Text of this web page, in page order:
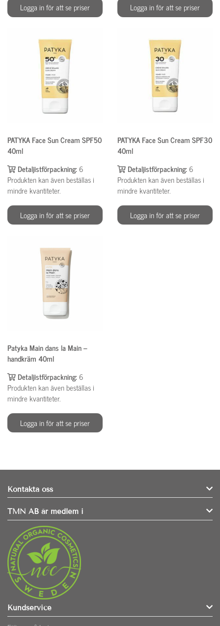
Logga in för att se priser
Logga in för att se priser
PATYKA Face Sun Cream SPF50
40ml
Detaljistförpackning:6
Produkten kan även beställas i
mindre kvantiteter.
Logga in för att se priser
PATYKA Face Sun Cream SPF30
40ml
Detaljistförpackning:6
Produkten kan även beställas i
mindre kvantiteter.
Logga in för att se priser
Patyka Main dans la Main –
handkräm 40ml
Detaljistförpackning:6
Produkten kan även beställas i
mindre kvantiteter.
Logga in för att se priser
Kontakta oss
TMN AB är medlem i
Kundservice